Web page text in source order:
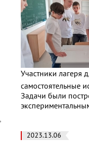
Участники лагеря
самостоятельные
Задачи были
2023.13.06